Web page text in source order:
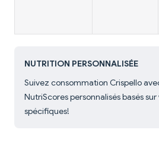
NUTRITION PERSONNALISÉE
Suivez consommation Crispello
NutriScores personnalisés basés
spécifiques!